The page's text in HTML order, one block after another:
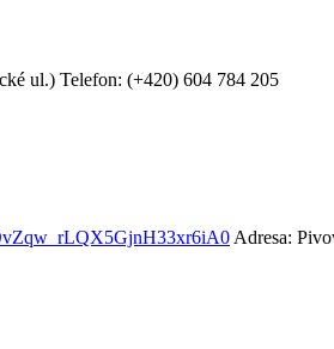
ul.) Telefon: (+420) 604 784 205
Adresa: